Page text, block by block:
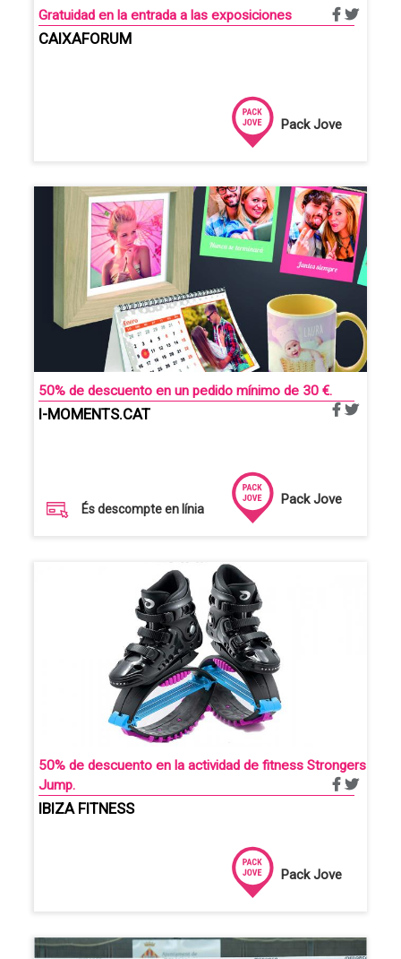
Pack Jove
Gratuidad en la entrada a las exposiciones
CAIXAFORUM
Pack Jove
50% de descuento en un pedido mínimo de 30 €.
I-MOMENTS.CAT
És descompte en línia
Pack Jove
50% de descuento en la actividad de fitness Strongers
Jump.
IBIZA FITNESS